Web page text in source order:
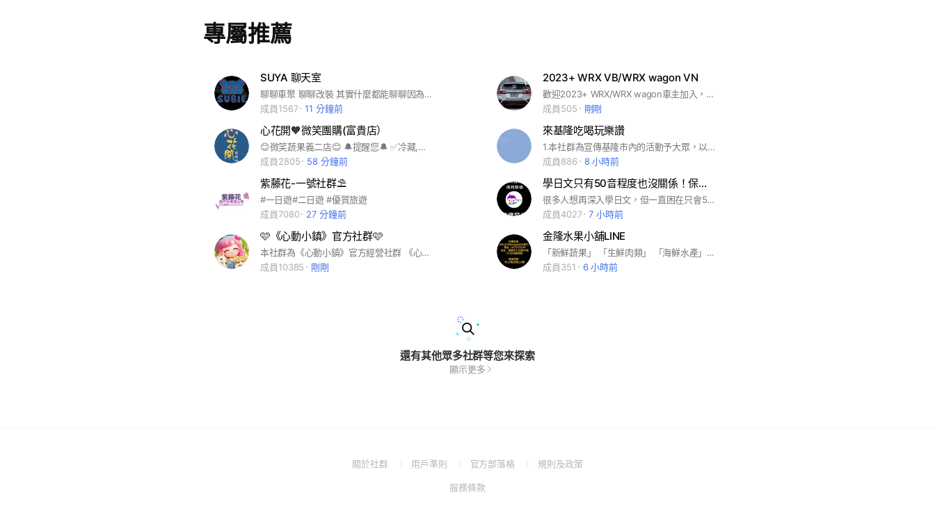
專屬推薦
SUYA 聊天室
聊聊車聚 聊聊改裝 其實什麼都能聊聊因為這就是聊天室 若有紛爭或引起紛爭 一律踢出！ 請珍惜緣份 踢出，是回不來的喔！
成員1567
11 分鐘前
2023+ WRX VB/WRX wagon VN
歡迎2023+ WRX/WRX wagon車主加入，頭貼需使用愛車照，並請加入FB社團“SUBARU SUYA CLUB”一起同歡，歡迎你！
成員505
剛剛
心花開🧡微笑團購(富貴店）
😊微笑蔬果義二店😊 🔔提醒您🔔 ✅冷藏,冷凍,商品保留3天 ✅常溫,生活,商品保留5天 🔥超過保留時間，將上架出清 🔥多次未取貨，將封鎖處理 ！ ✅預購商品，請在記事本+1或+2 ✅多選項商品下單範例如下。 ✅ A+1 B+1 C+1 🚫下錯單，需要取消，不必刪除 ✅請重複留言打「取消」。 系統回覆時間，早上6點到晚上11點
成員2805
58 分鐘前
來基隆吃喝玩樂讚
1.本社群為宣傳基隆市內的活動予大眾，以利各位來基隆吃喝玩樂。 2.本社群為方便基隆巿內各項公辦活動、研習、「政令宣導」予巿民，以利巿政活動的推展。 3.本社群限制貼文：「問安圖文」、「政黨攻訐」、「非關食衣育樂等文」、「任何攻擊政府的不當言論」……等等，凡有上述圖文，管理員等必立刪，退出該員，以維立群之目的。 4.無法遵守以上3項者，請勿加入，謝謝您的配合支持。
成員886
8 小時前
紫藤花-一號社群⛱️
#一日遊#二日遊 #優質旅遊
成員7080
27 分鐘前
學日文只有50音程度也沒關係！保持日語學習熱情最重要！
很多人想再深入學日文，但一直困在只會50音，其實學日文只有50音程度也沒關係，持續努力！一直有進步才是重點!一起來努力讓自己更進步吧！
成員4027
7 小時前
🩷《心動小鎮》官方社群🩷
本社群為《心動小鎮》官方經營社群 《心動小鎮》是一款慢節奏生活模擬遊戲。 無論你有什麼樣的愛好、個性，在這裡都能隨心所欲展示。 現在就放鬆心情，在小鎮悠哉度日，遇見生活的美好吧！ ※本遊戲涉及戀愛要素 依遊戲軟體分級管理辦法分類為輔12級。 ※本遊戲為免費使用， 遊戲內另提供購買虛擬貨幣、物品等付費服務。 ※請注意遊戲時間，避免沈迷。
成員10385
剛剛
金隆水果小舖LINE
「新鮮蔬果」 「生鮮肉類」 「海鮮水產」 「南北雜貨」 #水果#菜#海鮮#肉#雜貨
成員351
6 小時前
還有其他眾多社群等您來探索
顯示更多
關於社群
(Open用戶準則
(Open
a
官方部落格
(Open規則及政策(Open
服務條款(Open